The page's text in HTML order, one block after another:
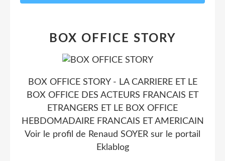
BOX OFFICE STORY
BOX OFFICE STORY - LA CARRIERE ET LE
BOX OFFICE DES ACTEURS FRANCAIS ET
ETRANGERS ET LE BOX OFFICE
HEBDOMADAIRE FRANCAIS ET AMERICAIN
Voir le profil de Renaud SOYER sur le portail
Eklablog